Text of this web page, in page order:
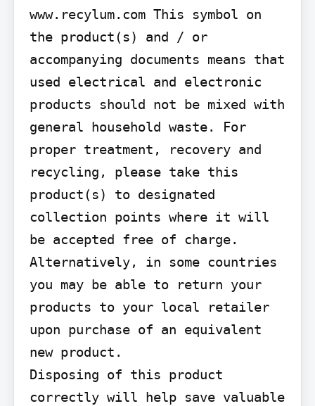
www.recylum.com This symbol on
the product(s) and / or
accompanying documents means that
used electrical and electronic
products should not be mixed with
general household waste. For
proper treatment, recovery and
recycling, please take this
product(s) to designated
collection points where it will
be accepted free of charge.
Alternatively, in some countries
you may be able to return your
products to your local retailer
upon purchase of an equivalent
new product.
Disposing of this product
correctly will help save valuable